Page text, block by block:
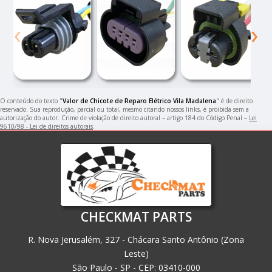
‹ ›
O conteúdo do texto "Valor de Chicote de Reparo Elétrico Vila Madalena" é de direito
reservado. Sua reprodução, parcial ou total, mesmo citando nossos links, é proibida sem a
autorização do autor. Crime de violação de direito autoral – artigo 184 do Código Penal – Lei
9610/98 - Lei de direitos autorais.
CHECKMAT PARTS
R. Nova Jerusalém, 327 - Chácara Santo Antônio (Zona
Leste)
São Paulo - SP - CEP: 03410-000